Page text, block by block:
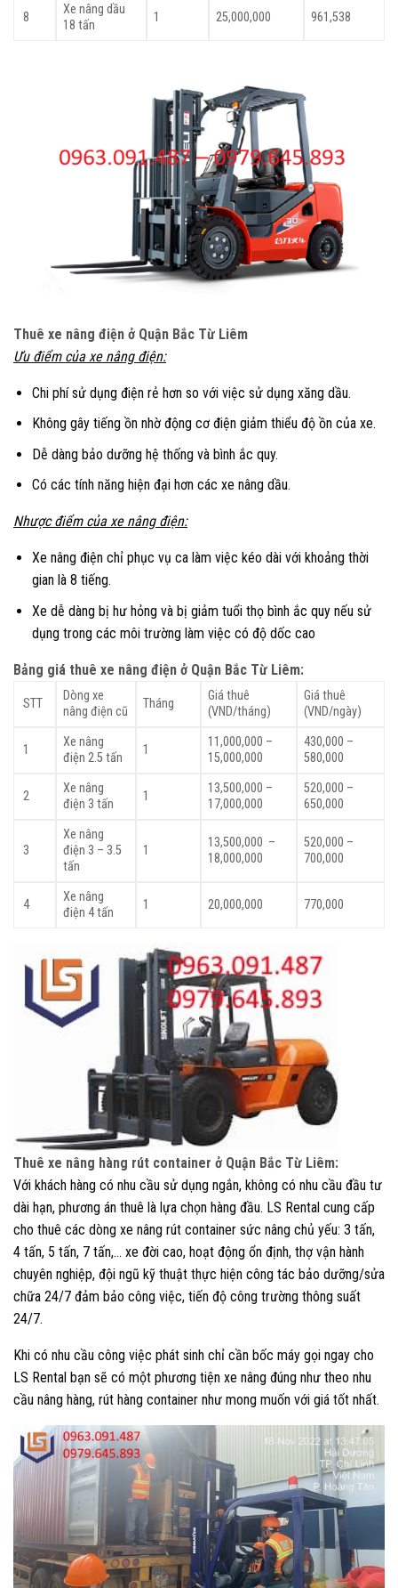
8
Xe nâng dầu
18 tấn
1 25,000,000 961,538
Thuê xe nâng điện ở Quận Bắc Từ Liêm
Ưu điểm của xe nângđiện:
Chi phí sử dụng điện rẻ hơn so với việc sử dụng xăng dầu.
Không gây tiếng ồn nhờ động cơ điện giảm thiểu độ ồn của xe.
Dễ dàng bảo dưỡng hệ thống và bình ắc quy.
Có các tính năng hiện đại hơn các xe nâng dầu.
Nhược điểm của xe nâng điện:
Xe nâng điện chỉ phục vụ ca làm việc kéo dài với khoảng thời
gian là 8 tiếng.
Xe dễ dàng bị hư hỏng và bị giảm tuổi thọ bình ắc quy nếu sử
dụng trong các môi trường làm việc có độ dốc cao
Bảng giá thuê xe nâng điện ở Quận Bắc Từ Liêm:
STT
Dòng xe
nâng điện cũ
Tháng
Giá thuê
(VND/tháng)
Giá thuê
(VND/ngày)
1
Xe nâng
điện 2.5 tấn
1
11,000,000 –
15,000,000
430,000 –
580,000
2
Xe nâng
điện 3 tấn
1
13,500,000 –
17,000,000
520,000 –
650,000
3
Xe nâng
điện 3 – 3.5
tấn
1
13,500,000 –
18,000,000
520,000 –
700,000
4
Xe nâng
điện 4 tấn
1 20,000,000 770,000
Thuê xe nâng hàng rút container ở Quận Bắc Từ Liêm:
Với khách hàng có nhu cầu sử dụng ngắn, không có nhu cầu đầu tư
dài hạn, phương án thuê là lựa chọn hàng đầu. LS Rental cung cấp
cho thuê các dòng xe nâng rút container sức nâng chủ yếu: 3 tấn,
4 tấn, 5 tấn, 7 tấn,… xe đời cao, hoạt động ổn định, thợ vận hành
chuyên nghiệp, đội ngũ kỹ thuật thực hiện công tác bảo dưỡng/sửa
chữa 24/7 đảm bảo công việc, tiến độ công trường thông suất
24/7.
Khi có nhu cầu công việc phát sinh chỉ cần bốc máy gọi ngay cho
LS Rental bạn sẽ có một phương tiện xe nâng đúng như theo nhu
cầu nâng hàng, rút hàng container như mong muốn với giá tốt nhất.